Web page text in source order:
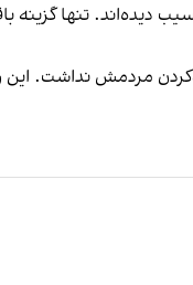
دیده‌اند. تنها گزینه
مردمش نداشت.